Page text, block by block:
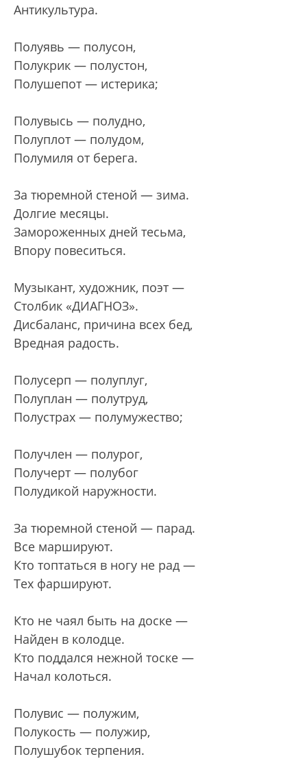
Антикультура.
Полуявь — полусон,
Полукрик — полустон,
Полушепот — истерика;
Полувысь — полудно,
Полуплот — полудом,
Полумиля от берега.
За тюремной стеной — зима.
Долгие месяцы.
Замороженных дней тесьма,
Впору повеситься.
Музыкант, художник, поэт —
Столбик «ДИАГНОЗ».
Дисбаланс, причина всех бед,
Вредная радость.
Полусерп — полуплуг,
Полуплан — полутруд,
Полустрах — полумужество;
Получлен — полурог,
Получерт — полубог
Полудикой наружности.
За тюремной стеной — парад.
Все маршируют.
Кто топтаться в ногу не рад —
Тех фаршируют.
Кто не чаял быть на доске —
Найден в колодце.
Кто поддался нежной тоске —
Начал колоться.
Полувис — полужим,
Полукость — полужир,
Полушубок терпения.